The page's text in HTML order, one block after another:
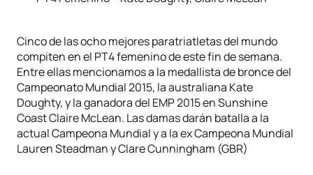
Cinco de las ocho mejores paratriatletas del mundo
compiten en el PT4 femenino de este fin de semana.
Entre ellas mencionamos a la medallista de bronce del
Campeonato Mundial 2015, la australiana Kate
Doughty, y la ganadora del EMP 2015 en Sunshine
Coast Claire McLean. Las damas darán batalla a la
actual Campeona Mundial y a la ex Campeona Mundial
Lauren Steadman y Clare Cunningham (GBR)